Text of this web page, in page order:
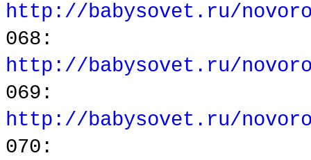
http://babysovet.ru/
068:
http://babysovet.ru/
069:
http://babysovet.ru/
070: